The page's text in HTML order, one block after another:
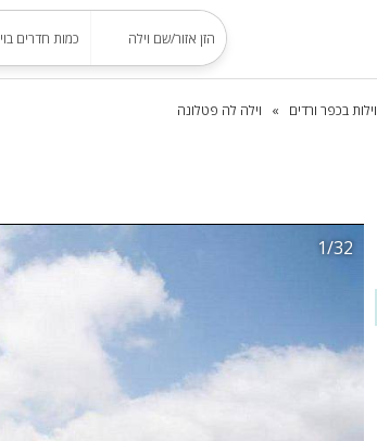
וילות בכפר ורדים וילה לה פטלונה
1/32